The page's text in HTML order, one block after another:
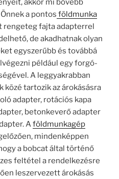
akkor mi bővebb
a pontos földmunka
rengeteg fajta adapterrel
de akadhatnak olyan
egyszerűbb és továbbá
például egy forgó-
A leggyakrabban
közé tartozik az árokásásra
adapter, rotációs kapa
betonkeverő adapter
Aföldmunkagép
mindenképpen
a bobcat által történő
feltétel a rendelkezésre
leszervezett árokásás